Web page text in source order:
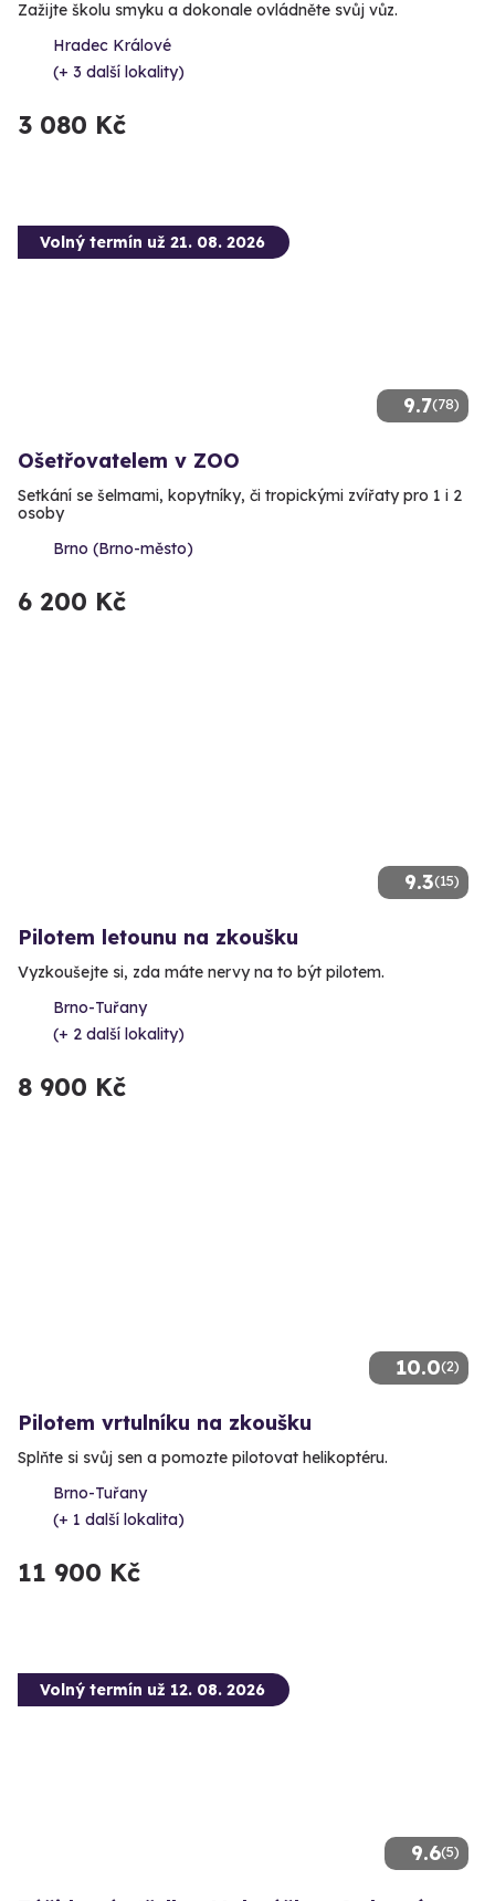
Zažijte školu smyku a dokonale ovládněte svůj vůz.
Hradec Králové
(+ 3 další lokality)
3 080 Kč
9.7(78)
Volný termín už 21. 08. 2026
Ošetřovatelem v ZOO
Setkání se šelmami, kopytníky, či tropickými zvířaty pro 1 i 2
osoby
Brno (Brno-město)
6 200 Kč
9.3(15)
Pilotem letounu na zkoušku
Vyzkoušejte si, zda máte nervy na to být pilotem.
Brno-Tuřany
(+ 2 další lokality)
8 900 Kč
10.0(2)
Pilotem vrtulníku na zkoušku
Splňte si svůj sen a pomozte pilotovat helikoptéru.
Brno-Tuřany
(+ 1 další lokalita)
11 900 Kč
9.6(5)
Volný termín už 12. 08. 2026